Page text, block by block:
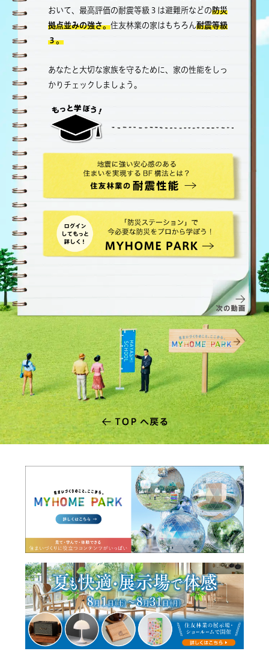
おいて、最高評価の耐震等級３は避難所などの防災
拠点並みの強さ。住友林業の家はもちろん耐震等級
３。
あなたと大切な家族を守るために、家の性能をしっ
かりチェックしましょう。